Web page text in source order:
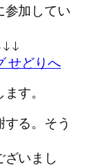
参加してい
す。
る。そう
いまし